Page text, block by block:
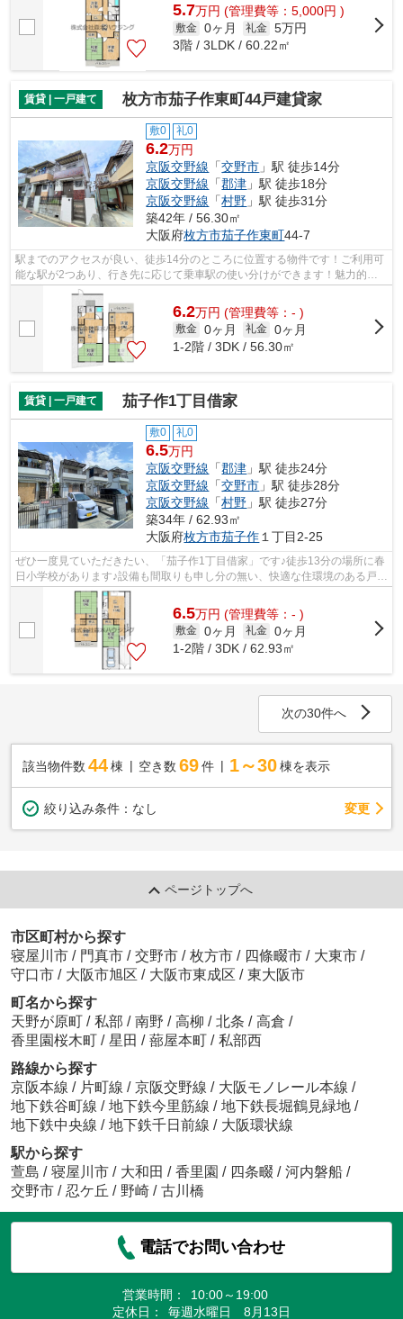
5.7万円 (管理費等：5,000円 )
敷金 0ヶ月 礼金 5万円
3階 / 3LDK / 60.22㎡
賃貸 | 一戸建て 枚方市茄子作東町44戸建貸家
敷0 礼0
6.2万円
京阪交野線 「交野市 」駅 徒歩14分
京阪交野線 「郡津 」駅 徒歩18分
京阪交野線 「村野 」駅 徒歩31分
築42年 / 56.30㎡
大阪府枚方市茄子作東町44-7
駅までのアクセスが良い、徒歩14分のところに位置する物件です！ご利用可
能な駅が2つあり、行き先に応じて乗車駅の使い分けができます！魅力的で
眺望良好な場所です！こちらの物件、通...
6.2万円 (管理費等：- )
敷金 0ヶ月 礼金 0ヶ月
1-2階 / 3DK / 56.30㎡
賃貸 | 一戸建て 茄子作1丁目借家
敷0 礼0
6.5万円
京阪交野線 「郡津 」駅 徒歩24分
京阪交野線 「交野市 」駅 徒歩28分
京阪交野線 「村野 」駅 徒歩27分
築34年 / 62.93㎡
大阪府枚方市茄子作 １丁目2-25
ぜひ一度見ていただきたい、「茄子作1丁目借家」です♪徒歩13分の場所に春
日小学校があります♪設備も間取りも申し分の無い、快適な住環境のある戸建
て物件です♪1フロア1住戸の間取りで...
6.5万円 (管理費等：- )
敷金 0ヶ月 礼金 0ヶ月
1-2階 / 3DK / 62.93㎡
次の30件へ
該当物件数 44棟 空き数 69 件 1～30 棟を表示
絞り込み条件： なし 変更
ページトップへ
市区町村から探す
寝屋川市 / 門真市 / 交野市 / 枚方市 / 四條畷市 / 大東市 /
守口市 / 大阪市旭区 / 大阪市東成区 / 東大阪市
町名から探す
天野が原町 / 私部 / 南野 / 高柳 / 北条 / 高倉 /
香里園桜木町 / 星田 / 蔀屋本町 / 私部西
路線から探す
京阪本線 / 片町線 / 京阪交野線 / 大阪モノレール本線 /
地下鉄谷町線 / 地下鉄今里筋線 / 地下鉄長堀鶴見緑地 /
地下鉄中央線 / 地下鉄千日前線 / 大阪環状線
駅から探す
萱島 / 寝屋川市 / 大和田 / 香里園 / 四条畷 / 河内磐船 /
交野市 / 忍ケ丘 / 野崎 / 古川橋
電話でお問い合わせ
営業時間：
10:00～19:00
定休日：
毎週水曜日 8月13日